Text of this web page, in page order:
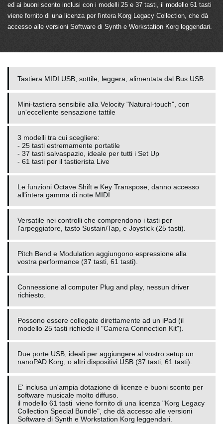
ed ai buoni sconto inclusi con i modelli 25 e 37 tasti, il modello 61 tasti
viene fornito di una licenza per l'intera Korg Legacy Collection, che dà
accesso alle versioni Software di Synth e Workstation Korg leggendari.
Tastiera MIDI USB, sottile, leggera, alimentata dal Bus USB
Mini-tastiera sensibile alla Velocity "Natural-touch", con
un'eccellente sensazione tattile
3 modelli tra cui scegliere:
- 25 tasti estremamente portatile
- 37 tasti salvaspazio, ideale per tutti i Set Up
- 61 tasti per il tastierista Live
Le funzioni Octave Shift e Key Transpose, danno accesso
all'intera gamma di note MIDI
Versatile nei controlli che comprendono i tasti per
l'arpeggiatore, tasto Sustain/Tap, e Joystick (25 tasti).
Pitch Bend e Modulation aggiungono espressione alla
vostra performance (37 tasti, 61 tasti).
Connessione al computer Plug and play, nessun driver
richiesto.
Possono essere collegate direttamente ad un iPad (il
modello 25 tasti richiede il "Camera Connection Kit").
Due porte USB; ideali per aggiungere al vostro setup un
nanoPAD Korg, o altri dispositivi USB (37 tasti, 61 tasti).
E' inclusa un'ampia dotazione di licenze e buoni sconto per
software musicale molto diffuso.
il modello 61 tasti viene fornito di una licenza "Korg Legacy
Collection Special Bundle", che dà accesso alle versioni
Software di Synth e Workstation Korg leggendari.